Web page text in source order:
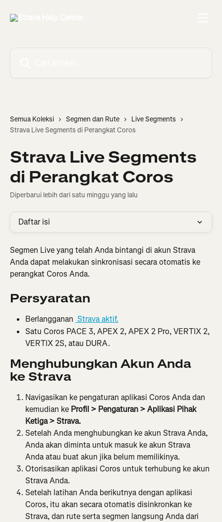
Semua Koleksi Segmen dan Rute
Live Segments
Strava Live Segments di Perangkat Coros
Strava Live Segments
di Perangkat Coros
Diperbarui lebih dari satu minggu yang lalu
Daftar isi
Segmen Live yang telah Anda bintangi di akun Strava
Anda dapat melakukan sinkronisasi secara otomatis ke
perangkat Coros Anda.
Persyaratan
Berlangganan Strava aktif.
Satu Coros PACE 3, APEX 2, APEX 2 Pro, VERTIX 2,
VERTIX 2S, atau DURA.
Menghubungkan Akun Anda
ke Strava
Navigasikan ke pengaturan aplikasi Coros Anda dan
kemudian ke Profil > Pengaturan > Aplikasi Pihak
Ketiga > Strava.
Setelah Anda menghubungkan ke akun Strava Anda,
Anda akan diminta untuk masuk ke akun Strava
Anda atau buat akun jika belum memilikinya.
Otorisasikan aplikasi Coros untuk terhubung ke akun
Strava Anda.
Setelah latihan Anda berikutnya dengan aplikasi
Coros, itu akan secara otomatis disinkronkan ke
Strava, dan rute serta segmen langsung Anda dari